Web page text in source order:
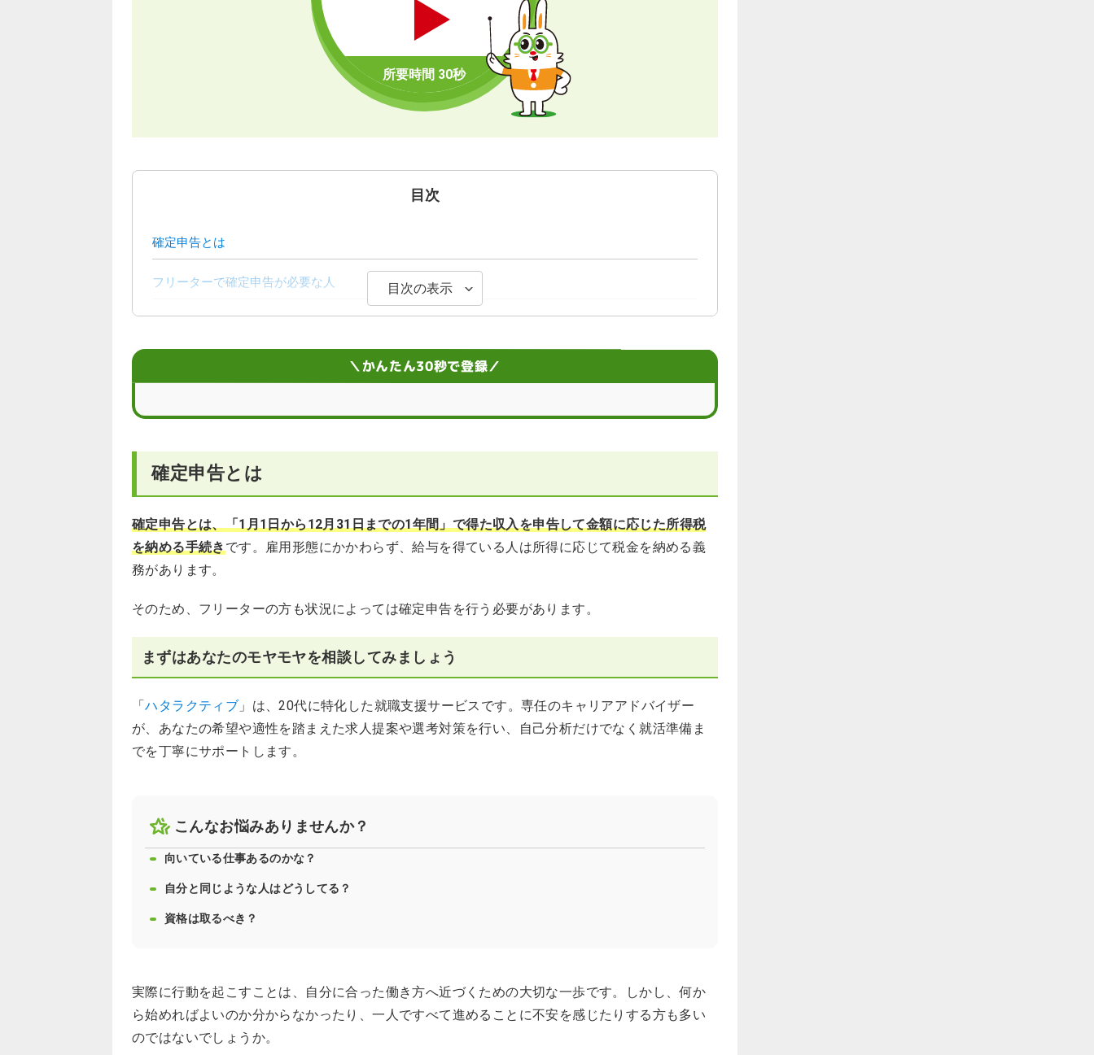
目次
確定申告とは
フリーターで確定申告が必要な人
税金手続きの負担や収入面に不安があるなら正社員就職も検討しよう
まとめ
フリーターの確定申告に関するQ＆A
目次の表示
＼かんたん30秒で登録／
確定申告とは
確定申告とは、「1月1日から12月31日までの1年間」で得た収入を申告して金額に応じた所得税
を納める手続きです。雇用形態にかかわらず、給与を得ている人は所得に応じて税金を納める義
務があります。
そのため、フリーターの方も状況によっては確定申告を行う必要があります。
まずはあなたのモヤモヤを相談してみましょう
「ハタラクティブ 」は、20代に特化した就職支援サービスです。専任のキャリアアドバイザー
が、あなたの希望や適性を踏まえた求人提案や選考対策を行い、自己分析だけでなく就活準備ま
でを丁寧にサポートします。
こんなお悩みありませんか？
向いている仕事あるのかな？
自分と同じような人はどうしてる？
資格は取るべき？
実際に行動を起こすことは、自分に合った働き方へ近づくための大切な一歩です。しかし、何か
ら始めればよいのか分からなかったり、一人ですべて進めることに不安を感じたりする方も多い
のではないでしょうか。